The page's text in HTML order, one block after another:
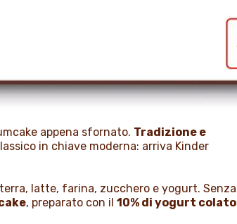
appena sfornato. Tradizione e
in chiave moderna: arriva Kinder
latte, farina, zucchero e yogurt. Senza
, preparato con il10% di yogurt colato